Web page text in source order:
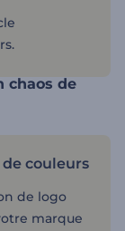
chaos de
couleurs
de logo
marque